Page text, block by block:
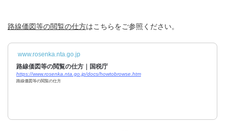
路線価図等の閲覧の仕方はこちらをご参照ください。
www.rosenka.nta.go.jp
路線価図等の閲覧の仕方｜国税庁
https://www.rosenka.nta.go.jp/docs/howtobrowse.htm
路線価図等の閲覧の仕方